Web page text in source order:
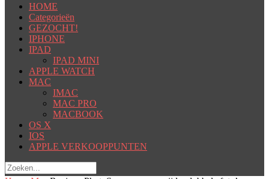
HOME
Categorieën
GEZOCHT!
IPHONE
IPAD
IPAD MINI
APPLE WATCH
MAC
IMAC
MAC PRO
MACBOOK
OS X
IOS
APPLE VERKOOPPUNTEN